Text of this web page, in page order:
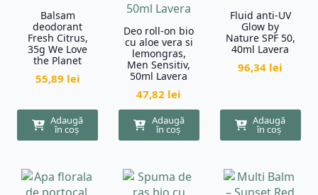
Balsam
deodorant
Fresh Citrus,
35g We Love
the Planet
55,89 lei
Adaugă
în coș
Deo roll-on bio
cu aloe vera si
lemongras,
Men Sensitiv,
50ml Lavera
47,82 lei
Adaugă
în coș
Fluid anti-UV
Glow by
Nature SPF 50,
40ml Lavera
96,34 lei
Adaugă
în coș